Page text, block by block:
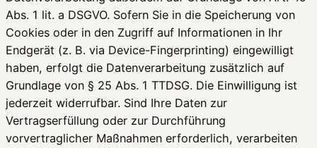
Abs. 1 lit. a DSGVO. Sofern Sie in die Speicherung von
Cookies oder in den Zugriff auf Informationen in Ihr
Endgerät (z. B. via Device-Fingerprinting) eingewilligt
haben, erfolgt die Datenverarbeitung zusätzlich auf
Grundlage von § 25 Abs. 1 TTDSG. Die Einwilligung ist
jederzeit widerrufbar. Sind Ihre Daten zur
Vertragserfüllung oder zur Durchführung
vorvertraglicher Maßnahmen erforderlich, verarbeiten